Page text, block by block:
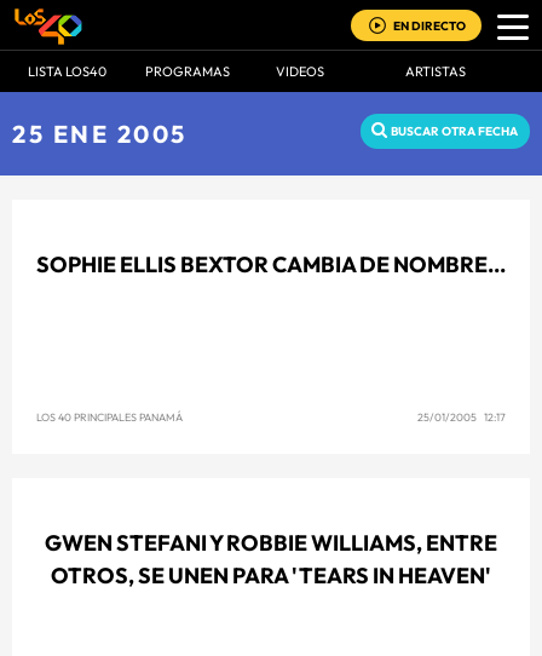
EN DIRECTO
LISTA LOS40 PROGRAMAS VIDEOS ARTISTAS
25 ENE 2005 BUSCAR OTRA FECHA
SOPHIE ELLIS BEXTOR CAMBIA DE NOMBRE...
LOS 40 PRINCIPALES PANAMÁ 25/01/2005 12:17
GWEN STEFANI Y ROBBIE WILLIAMS, ENTRE
OTROS, SE UNEN PARA 'TEARS IN HEAVEN'